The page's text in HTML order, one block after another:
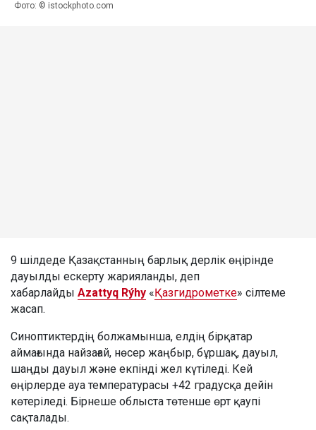
Фото: © istockphoto.com
9 шілдеде Қазақстанның барлық дерлік өңірінде
дауылды ескерту жарияланды, деп
хабарлайды Azattyq Rýhy «Қазгидрометке» сілтеме
жасап.
Синоптиктердің болжамынша, елдің бірқатар
аймағында найзағай, нөсер жаңбыр, бұршақ, дауыл,
шаңды дауыл және екпінді жел күтіледі. Кей
өңірлерде ауа температурасы +42 градусқа дейін
көтеріледі. Бірнеше облыста төтенше өрт қаупі
сақталады.